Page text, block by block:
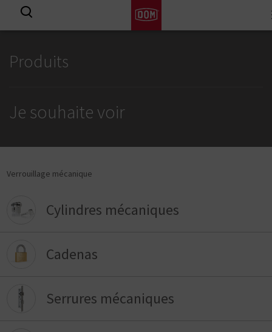
Produits
Je souhaite voir
Verrouillage mécanique
Cylindres mécaniques
Cadenas
Serrures mécaniques